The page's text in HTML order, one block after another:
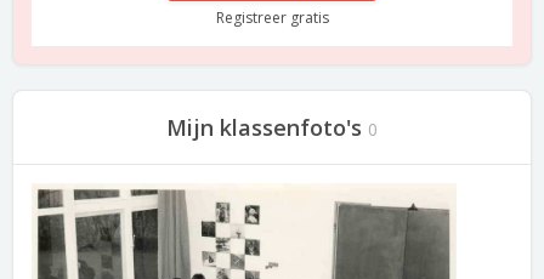
Registreer gratis
Mijn klassenfoto's 0